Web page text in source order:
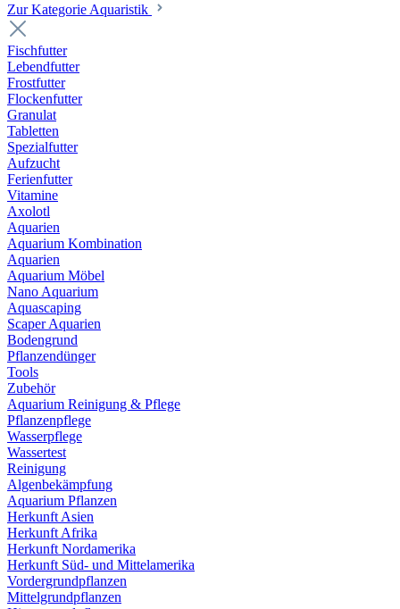
Zur Kategorie Aquaristik
Fischfutter
Lebendfutter
Frostfutter
Flockenfutter
Granulat
Tabletten
Spezialfutter
Aufzucht
Ferienfutter
Vitamine
Axolotl
Aquarien
Aquarium Kombination
Aquarien
Aquarium Möbel
Nano Aquarium
Aquascaping
Scaper Aquarien
Bodengrund
Pflanzendünger
Tools
Zubehör
Aquarium Reinigung & Pflege
Pflanzenpflege
Wasserpflege
Wassertest
Reinigung
Algenbekämpfung
Aquarium Pflanzen
Herkunft Asien
Herkunft Afrika
Herkunft Nordamerika
Herkunft Süd- und Mittelamerika
Vordergrundpflanzen
Mittelgrundpflanzen